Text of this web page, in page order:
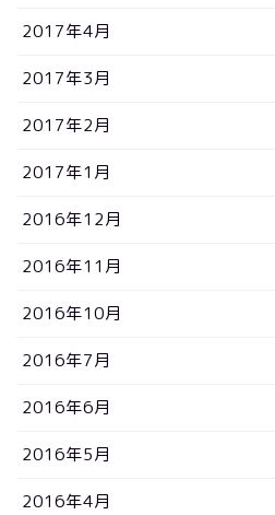
2017年4月
2017年3月
2017年2月
2017年1月
2016年12月
2016年11月
2016年10月
2016年7月
2016年6月
2016年5月
2016年4月